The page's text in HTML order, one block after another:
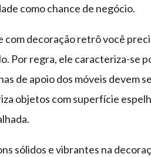
como chance de negócio.
com decoração retrô você
Por regra, ele caracteriza-se
de apoio dos móveis devem
objetos com superfície
sólidos e vibrantes na